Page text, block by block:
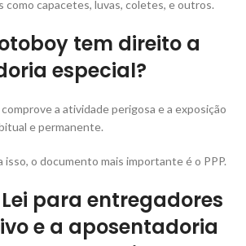
como capacetes, luvas, coletes, e outros.
tem direito a
especial?
a atividade perigosa e a exposição
e permanente.
isso, o documento mais importante é o PPP.
para entregadores
e a aposentadoria